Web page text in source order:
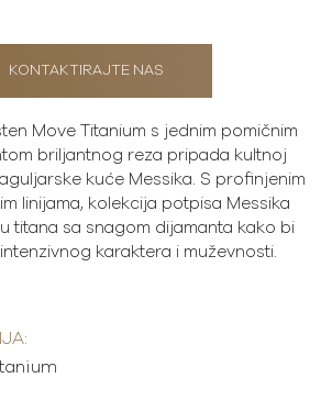
KONTAKTIRAJTE NAS
Move Titanium s jednim pomičnim
briljantnog reza pripada kultnoj
kuće Messika. S profinjenim
linijama, kolekcija potpisa Messika
titana sa snagom dijamanta kako bi
karaktera i muževnosti.